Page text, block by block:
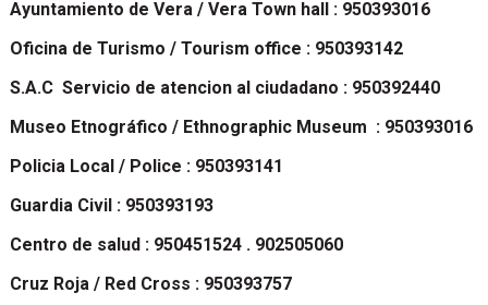
Ayuntamiento de Vera / Vera Town hall : 950393016
Oficina de Turismo / Tourism office : 950393142
S.A.C Servicio de atencion al ciudadano : 950392440
Museo Etnográfico / Ethnographic Museum : 950393016
Policia Local / Police : 950393141
Guardia Civil : 950393193
Centro de salud : 950451524 . 902505060
Cruz Roja / Red Cross : 950393757